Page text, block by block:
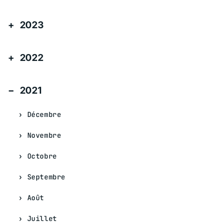
2023
2022
2021
Décembre
Novembre
Octobre
Septembre
Août
Juillet